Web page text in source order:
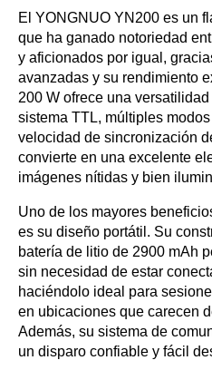
El YONGNUO YN200 es un
que ha ganado notoriedad
y aficionados por igual,
avanzadas y su rendimiento
200 W ofrece una
sistema TTL, múltiples
velocidad de sincronización
convierte en una excelente
imágenes nítidas y bien
Uno de los mayores
es su diseño portátil. Su
batería de litio de 2900 mAh
sin necesidad de estar
haciéndolo ideal para
en ubicaciones que carecen
Además, su sistema de
un disparo confiable y fácil